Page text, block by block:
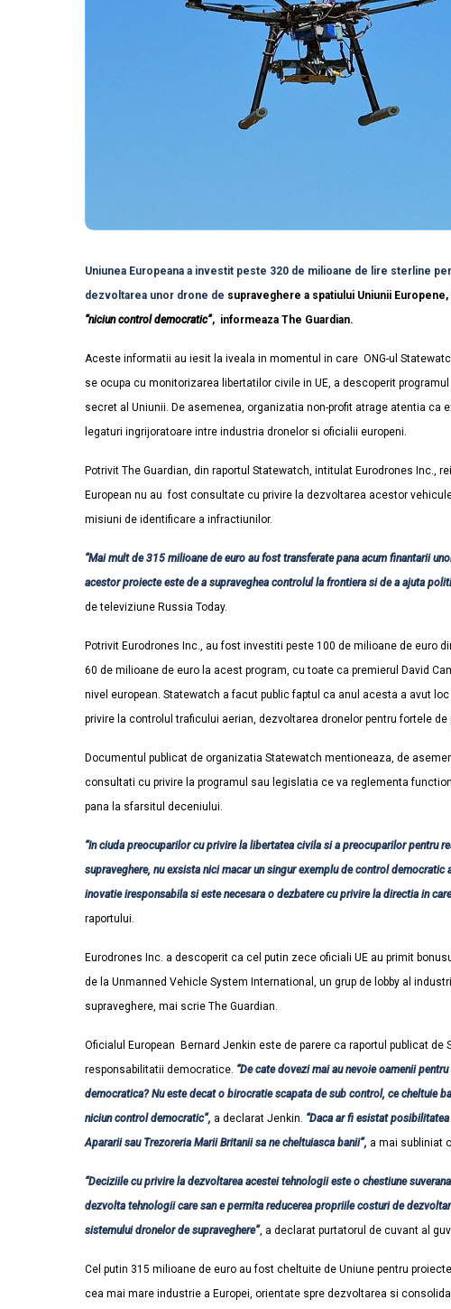
Uniunea Europeana a investit peste 320 de milioane de lire sterline
dezvoltarea unor drone de supraveghere a spatiului Uniunii Europene,
“niciun control democratic”, informeaza The Guardian.
Aceste informatii au iesit la iveala in momentul in care ONG-ul
se ocupa cu monitorizarea libertatilor civile in UE, a descoperit programul
secret al Uniunii. De asemenea, organizatia non-profit atrage atentia ca
legaturi ingrijoratoare intre industria dronelor si oficialii europeni.
Potrivit The Guardian, din raportul Statewatch, intitulat Eurodrones Inc.,
European nu au fost consultate cu privire la dezvoltarea acestor
misiuni de identificare a infractiunilor.
“Mai mult de 315 milioane de euro au fost transferate pana acum finantarii
acestor proiecte este de a supraveghea controlul la frontiera si de a ajuta
de televiziune Russia Today.
Potrivit Eurodrones Inc., au fost investiti peste 100 de milioane de euro
60 de milioane de euro la acest program, cu toate ca premierul David
nivel european. Statewatch a facut public faptul ca anul acesta a avut
privire la controlul traficului aerian, dezvoltarea dronelor pentru fortele de
Documentul publicat de organizatia Statewatch mentioneaza, de
consultati cu privire la programul sau legislatia ce va reglementa
pana la sfarsitul deceniului.
“In ciuda preocuparilor cu privire la libertatea civila si a preocuparilor pentru
supraveghere, nu exsista nici macar un singur exemplu de control
inovatie iresponsabila si este necesara o dezbatere cu privire la directia in
raportului.
Eurodrones Inc. a descoperit ca cel putin zece oficiali UE au primit
de la Unmanned Vehicle System International, un grup de lobby al
supraveghere, mai scrie The Guardian.
Oficialul European Bernard Jenkin este de parere ca raportul publicat
responsabilitatii democratice. “De cate dovezi mai au nevoie oamenii
democratica? Nu este decat o birocratie scapata de sub control, ce cheltuie
niciun control democratic”, a declarat Jenkin. “Daca ar fi esistat
Apararii sau Trezoreria Marii Britanii sa ne cheltuiasca banii”, a mai subliniat
“Deciziile cu privire la dezvoltarea acestei tehnologii este o chestiune
dezvolta tehnologii care san e permita reducerea propriile costuri de
sistemului dronelor de supraveghere”, a declarat purtatorul de cuvant al
Cel putin 315 milioane de euro au fost cheltuite de Uniune pentru
cea mai mare industrie a Europei, orientate spre dezvoltarea si